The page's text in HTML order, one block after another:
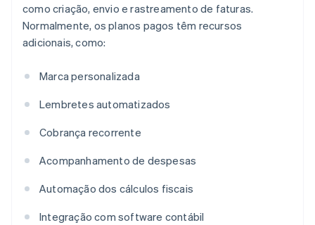
como criação, envio e rastreamento de faturas.
Normalmente, os planos pagos têm recursos
adicionais, como:
Marca personalizada
Lembretes automatizados
Cobrança recorrente
Acompanhamento de despesas
Automação dos cálculos fiscais
Integração com software contábil